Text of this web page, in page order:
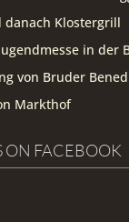
Klostergrill
in der
von Bruder
Markthof
ON FACEBOOK